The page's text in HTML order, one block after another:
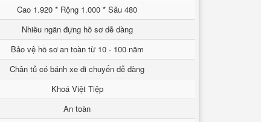
Cao 1.920 * Rộng 1.000 * Sâu 480
Nhiều ngăn đựng hồ sơ dễ dàng
Bảo vệ hồ sơ an toàn từ 10 - 100 năm
Chân tủ có bánh xe di chuyển dễ dàng
Khoá Việt Tiệp
An toàn